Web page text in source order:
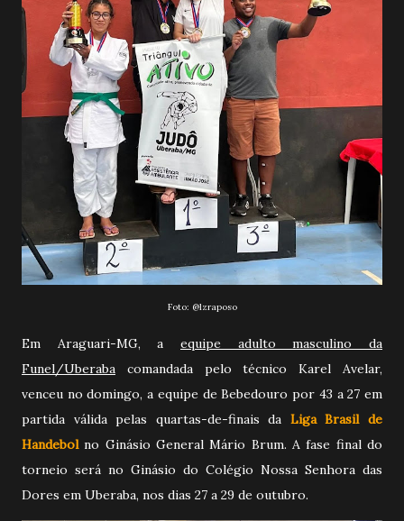
Foto: @lzraposo
Em Araguari-MG, a equipe adulto masculino da
Funel/Uberaba
comandada pelo técnico Karel Avelar,
venceu no domingo, a equipe deBebedouro por 43 a 27 em
partida válida pelas quartas-de-finais da Liga Brasil de
Handebolno Ginásio General Mário Brum. A fase final do
torneio será no Ginásio do Colégio Nossa Senhora das
Dores em Uberaba, nos dias 27 a 29 de outubro.